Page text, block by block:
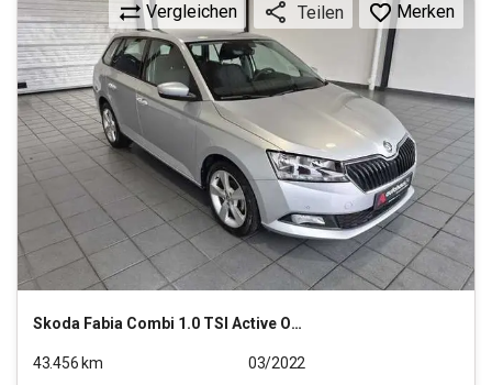
Skoda Fabia Combi 1.0 TSI Active OPF (EURO 6d)
Vergleichen Teilen Merken
43.456 km
03/2022